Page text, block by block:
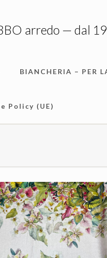
arredo — dal
BIANCHERIA – PER
Policy (UE)